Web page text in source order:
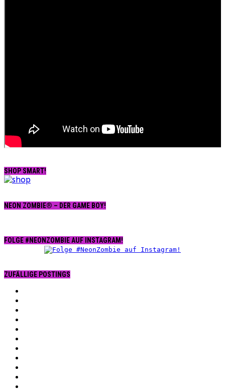
SHOP SMART!
NEON ZOMBIE® – DER GAME BOY!
FOLGE #NEONZOMBIE AUF INSTAGRAM!
ZUFÄLLIGE POSTINGS